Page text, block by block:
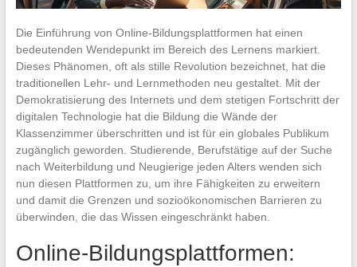
Die Einführung von Online-Bildungsplattformen hat einen
bedeutenden Wendepunkt im Bereich des Lernens markiert.
Dieses Phänomen, oft als stille Revolution bezeichnet, hat die
traditionellen Lehr- und Lernmethoden neu gestaltet. Mit der
Demokratisierung des Internets und dem stetigen Fortschritt der
digitalen Technologie hat die Bildung die Wände der
Klassenzimmer überschritten und ist für ein globales Publikum
zugänglich geworden. Studierende, Berufstätige auf der Suche
nach Weiterbildung und Neugierige jeden Alters wenden sich
nun diesen Plattformen zu, um ihre Fähigkeiten zu erweitern
und damit die Grenzen und sozioökonomischen Barrieren zu
überwinden, die das Wissen eingeschränkt haben.
Online-Bildungsplattformen: